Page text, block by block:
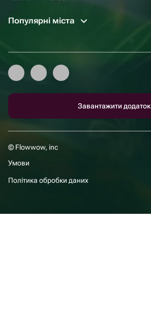
Популярні міста
Завантажити додаток
© Flowwow, inc
Умови
Політика обробки даних